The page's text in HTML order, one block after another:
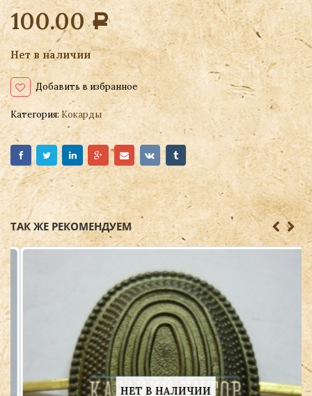
100.00Р
Нет в наличии
Добавить в избранное
Категория:Кокарды
ТАК ЖЕ РЕКОМЕНДУЕМ
НЕТ В НАЛИЧИИ